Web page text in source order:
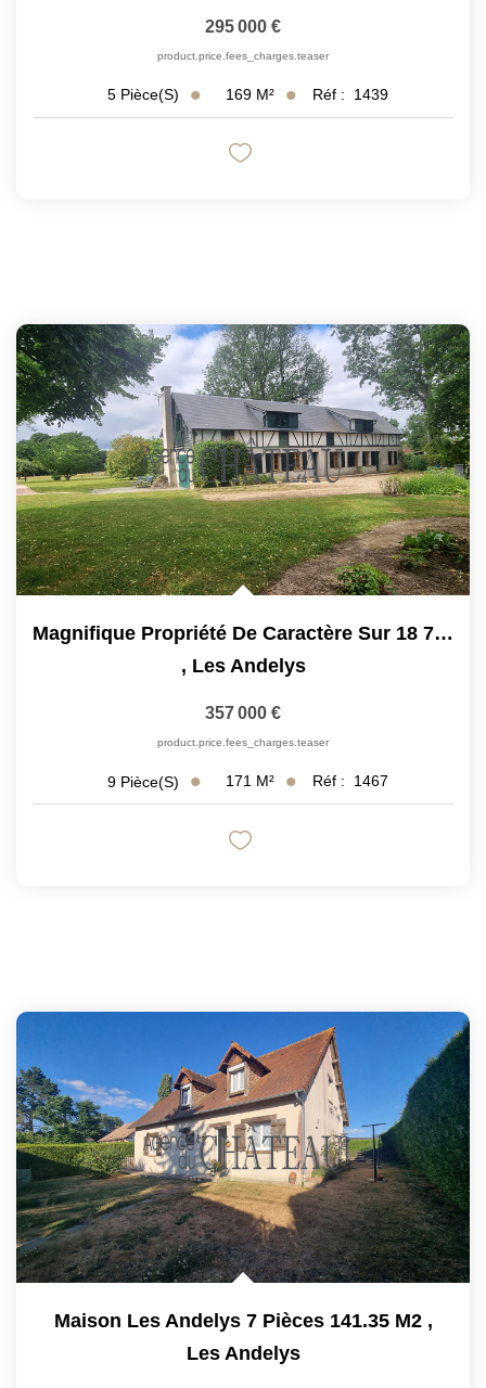
295 000 €
product.price.fees_charges.teaser
5 Pièce(s) 169 M² Réf : 1439
Magnifique Propriété De Caractère Sur 18 750 M²
, Les Andelys
357 000 €
product.price.fees_charges.teaser
9 Pièce(s) 171 M² Réf : 1467
Maison Les Andelys 7 Pièces 141.35 M2 ,
Les Andelys